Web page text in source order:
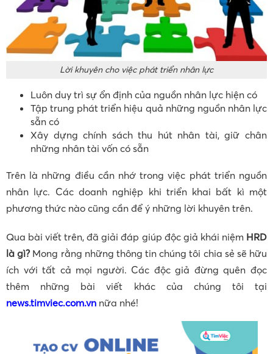
Lời khuyên cho việc phát triển nhân lực
Luôn duy trì sự ổn định của nguồn nhân lực hiện có
Tập trung phát triển hiệu quả những nguồn nhân lực
sẵn có
Xây dựng chính sách thu hút nhân tài, giữ chân
những nhân tài vốn có sẵn
Trên là những điều cần nhớ trong việc phát triển nguồn
nhân lực. Các doanh nghiệp khi triển khai bất kì một
phương thức nào cũng cần để ý những lời khuyên trên.
Qua bài viết trên, đã giải đáp giúp độc giả khái niệm HRD
là gì?Mong rằng những thông tin chúng tôi chia sẻ sẽ hữu
ích với tất cả mọi người. Các độc giả đừng quên đọc
thêm những bài viết khác của chúng tôi tại
news.timviec.com.vn nữa nhé!